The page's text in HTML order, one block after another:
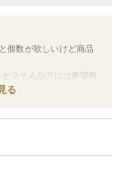
個数が欲しいけど商品
？そんな方には希望商
後に同梱に変更する事
ますので手間を減らす
る